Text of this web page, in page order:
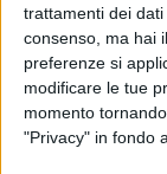
trattamenti dei
consenso, ma hai
preferenze si
modificare le tue
momento
"Privacy" in fondo
Si parte con i
settembre al
ore 18.45 alle
I corsi sono